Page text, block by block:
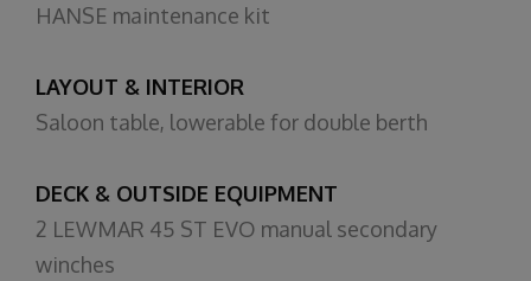
HANSE maintenance kit
LAYOUT & INTERIOR
Saloon table, lowerable for double berth
DECK & OUTSIDE EQUIPMENT
2 LEWMAR 45 ST EVO manual secondary
winches